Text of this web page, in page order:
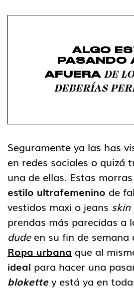
ALGO
PASANDO
AFUERA DE
DEBERÍAS
Seguramente ya las has
en redes sociales o quizá
una de ellas. Estas
estilo ultrafemenino de
vestidos maxi o jeans
prendas más parecidas a
dudeen su fin de semana
Ropa urbana que al
ideal para hacer una
blokettey está ya en